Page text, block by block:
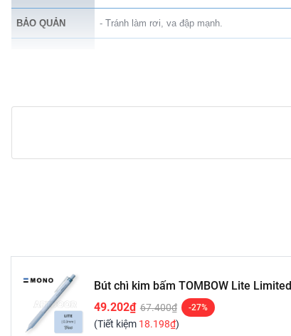
BẢO QUẢN - Tránh làm rơi, va đập mạnh.
thuật và thủ công tốt nhất và mang tính
Nhật Bản đều lớn lên với bút chì Tombow.
thiết kế thông minh, giá cả phù hợp với
Bút chì kim bấm TOMBOW Lite
bấm đẩy ngòi
49.202₫ 67.400₫ -27%
(Tiết kiệm 18.198₫)